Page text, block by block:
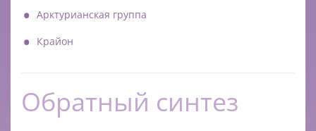
Арктурианская группа
Крайон
Обратный синтез